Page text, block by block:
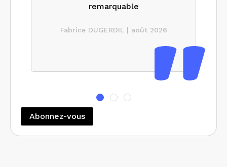
remarquable
Fabrice DUGERDIL | août 2026
Abonnez-vous